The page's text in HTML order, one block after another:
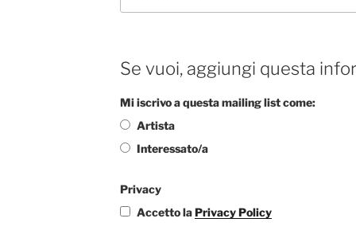
Se vuoi, aggiungi questa
Mi iscrivo a questa mailing list come:
Artista
Interessato/a
Privacy
Accetto laPrivacy Policy